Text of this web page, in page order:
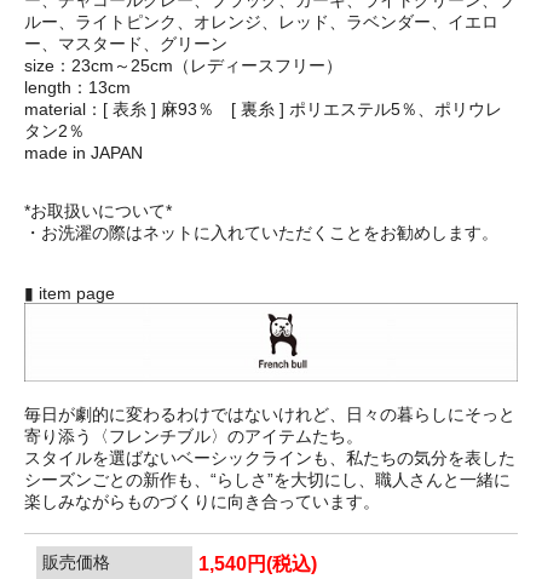
ルー、ライトピンク、オレンジ、レッド、ラベンダー、イエロ
ー、マスタード、グリーン
size：23cm～25cm（レディースフリー）
length：13cm
material：[ 表糸 ] 麻93％ [ 裏糸 ] ポリエステル5％、ポリウレ
タン2％
made in JAPAN
*お取扱いについて*
・お洗濯の際はネットに入れていただくことをお勧めします。
▮ item page
毎日が劇的に変わるわけではないけれど、日々の暮らしにそっと
寄り添う〈フレンチブル〉のアイテムたち。
スタイルを選ばないベーシックラインも、私たちの気分を表した
シーズンごとの新作も、“らしさ”を大切にし、職人さんと一緒に
楽しみながらものづくりに向き合っています。
販売価格 1,540円(税込)